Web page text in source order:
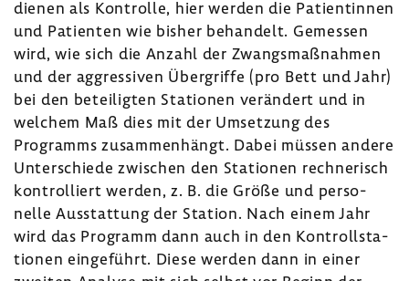
dienen als Kontrolle, hier werden die Pati­en­tinnen
und Pati­enten wie bisher behan­delt. Gemessen
wird, wie sich die Anzahl der Zwangs­maß­nahmen
und der aggres­siven Über­griffe (pro Bett und Jahr)
bei den betei­ligten Stationen verän­dert und in
welchem Maß dies mit der Umset­zung des
Programms zusam­men­hängt. Dabei müssen andere
Unter­schiede zwischen den Stationen rech­ne­risch
kontrol­liert werden, z. B. die Größe und perso­
nelle Ausstat­tung der Station. Nach einem Jahr
wird das Programm dann auch in den Kontroll­sta­
tionen einge­führt. Diese werden dann in einer